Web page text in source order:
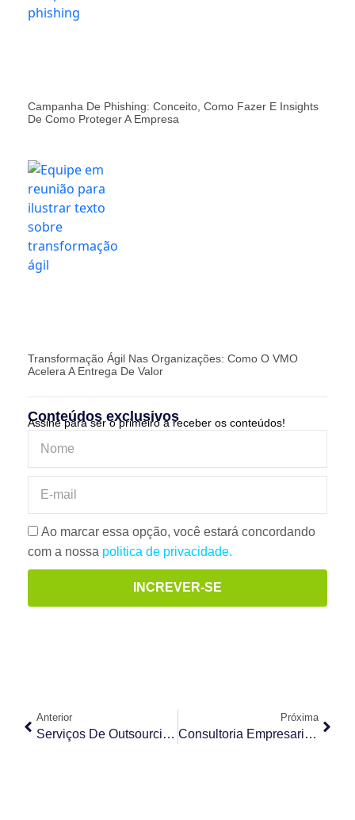
Campanha De Phishing: Conceito, Como Fazer E Insights
De Como Proteger A Empresa
Transformação Ágil Nas Organizações: Como O VMO
Acelera A Entrega De Valor
Conteúdos exclusivos
Assine para ser o primeiro a receber os conteúdos!
Ao marcar essa opção, você estará concordando
com a nossa politica de privacidade.
INCREVER-SE
Anterior
Serviços De Outsourcing: Guia Completo De Como Funciona, Tendências, Benefícios E Mais!
Próxima
Consultoria Empresarial: O Que É, Principais Tipos E Como Escolher A Ideal Para O Seu Negócio